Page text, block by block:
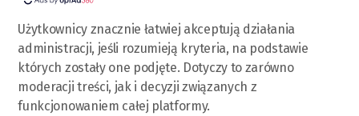
Użytkownicy znacznie łatwiej akceptują działania
administracji, jeśli rozumieją kryteria, na podstawie
których zostały one podjęte. Dotyczy to zarówno
moderacji treści, jak i decyzji związanych z
funkcjonowaniem całej platformy.